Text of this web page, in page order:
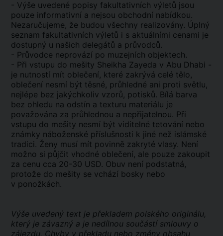
- Výše uvedené popisy fakultativních výletů jsou
pouze informativní a nejsou obchodní nabídkou.
Nezaručujeme, že budou všechny realizovány. Úplný
seznam fakultativních výletů i s aktuálními cenami je
dostupný u našich delegátů a průvodců.
- Průvodce neprovází po muzejních objektech.
- Při vstupu do mešity Sheikha Zayeda v Abu Dhabi -
je nutností mít oblečení, které zakrývá celé tělo,
oblečení nesmí být těsné, průhledné ani proti světlu,
nejlépe bez jakýchkoliv vzorů, potisků. Bílá barva
bez ohledu na odstín a texturu materiálu je
považována za průhlednou a nepřijatelnou. Při
vstupu do mešity nesmí být viditelné tetování nebo
známky náboženské příslušnosti k jiné než islámské
tradici. Ženy musí mít povinně zakryté vlasy. Není
možno si půjčit vhodné oblečení, ale pouze zakoupit
za cenu cca 20-30 USD. Obuv není podstatná,
protože do mešity se vchází bosky nebo
v ponožkách.
Výše uvedený text je překladem polského originálu,
který je závazný a je nedílnou součástí smlouvy o
zájezdu. Chyby v překladu nebo změny obsahu